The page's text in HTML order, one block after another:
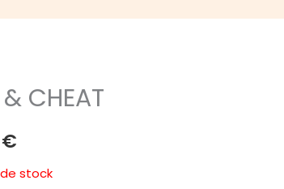
CHEAT
€
stock